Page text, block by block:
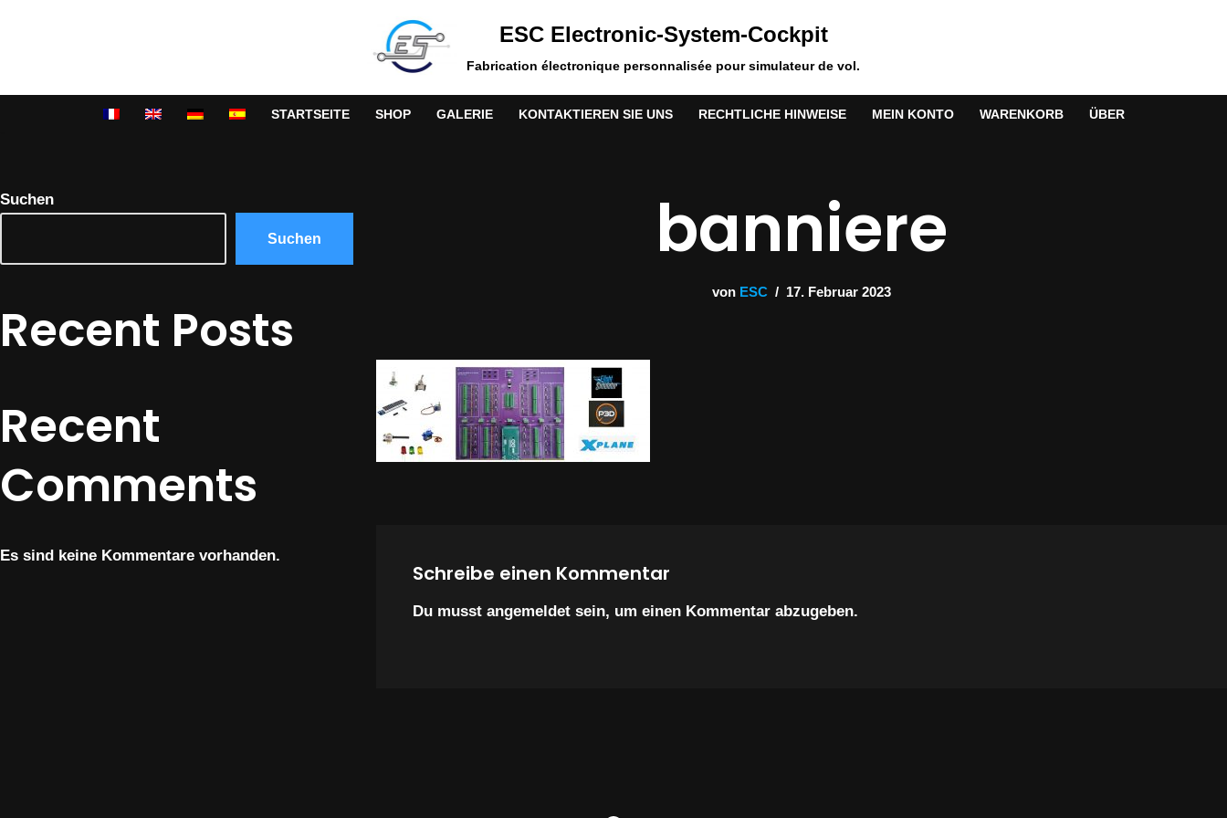
ESC Electronic-System-Cockpit
Fabrication électronique personnalisée pour simulateur de vol.
STARTSEITE SHOP GALERIE KONTAKTIEREN SIE UNS RECHTLICHE HINWEISE MEIN KONTO WARENKORB ÜBER
Suchen
Suchen
Recent Posts
Recent
Comments
Es sind keine Kommentare vorhanden.
banniere
von ESC 17. Februar 2023
Schreibe einen Kommentar
Du musstangemeldet sein, um einen Kommentar abzugeben.